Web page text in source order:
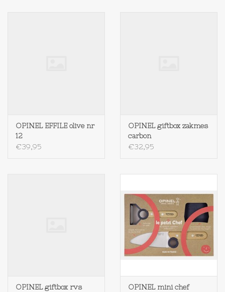
OPINEL EFFILE olive nr
12
€39,95
OPINEL giftbox zakmes
carbon
€32,95
OPINEL giftbox rvs
OPINEL mini chef